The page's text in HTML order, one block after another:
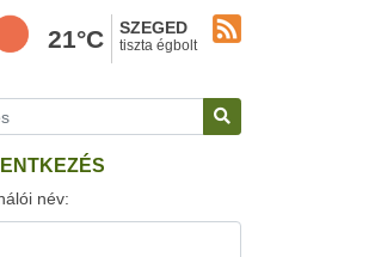
21°C SZEGED
tiszta égbolt
név: